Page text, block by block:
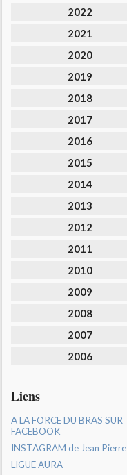
2022
2021
2020
2019
2018
2017
2016
2015
2014
2013
2012
2011
2010
2009
2008
2007
2006
Liens
A LA FORCE DU BRAS SUR
FACEBOOK
INSTAGRAM de Jean Pierre
LIGUE AURA